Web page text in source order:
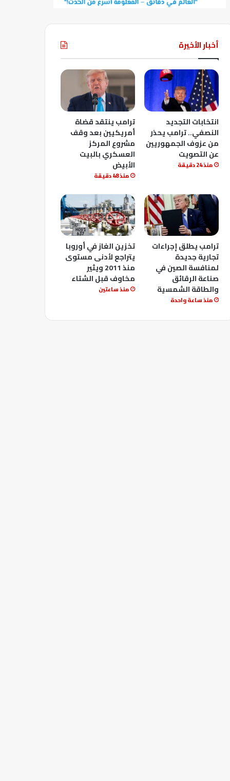
أخبار الأخيرة
انتخابات التجديد
النصفي.. ترامب يحذر
من عزوف الجمهوريين
عن التصويت
منذ 24 دقيقة
ترامب ينتقد قضاة
أمريكيين بعد وقف
مشروع المركز
العسكري بالبيت
الأبيض
منذ 48 دقيقة
ترامب يطلق إجراءات
تجارية جديدة
لمنافسة الصين في
صناعة الرقائق
والطاقة الشمسية
منذ ساعة واحدة
تخزين الغاز في أوروبا
يتراجع لأدنى مستوى
منذ 2011 ويثير
مخاوف قبل الشتاء
منذ ساعتين